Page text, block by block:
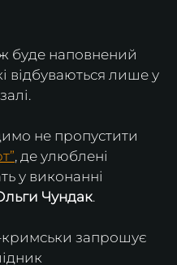
буде наповнений
відбуваються лише у
не пропустити
, де улюблені
у виконанні
Чундак.
запрошує